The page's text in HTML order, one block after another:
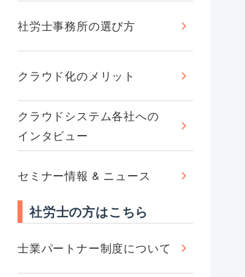
社労士事務所の選び方
クラウド化のメリット
クラウドシステム各社への
インタビュー
セミナー情報 & ニュース
社労士の方はこちら
士業パートナー制度について